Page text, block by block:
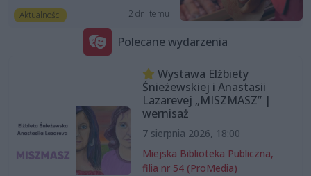
Aktualności 2 dni temu
Polecane wydarzenia
Wystawa Elżbiety
Śnieżewskiej i Anastasii
Lazarevej „MISZMASZ” |
wernisaż
7 sierpnia 2026, 18:00
Miejska Biblioteka Publiczna,
filia nr 54 (ProMedia)